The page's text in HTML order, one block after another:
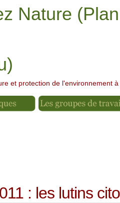
Nature
et protection de l'environnement
: les lutins